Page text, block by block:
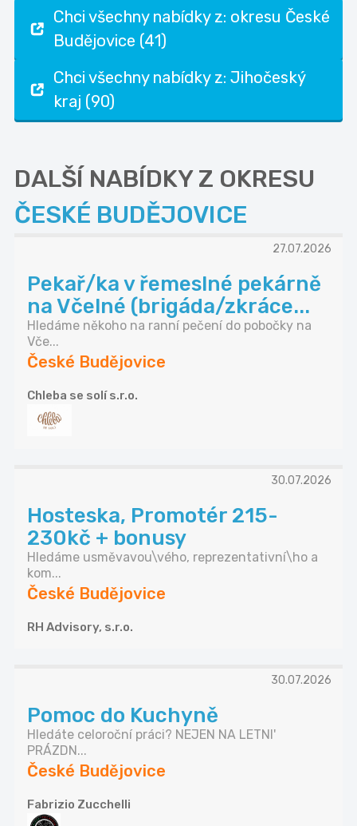
Chci všechny nabídky z: okresu České
Budějovice (41)
Chci všechny nabídky z: Jihočeský
kraj (90)
DALŠÍ NABÍDKY Z OKRESU
ČESKÉ BUDĚJOVICE
27.07.2026
Pekař/ka v řemeslné pekárně
na Včelné (brigáda/zkráce...
Hledáme někoho na ranní pečení do pobočky na
Vče...
České Budějovice
Chleba se solí s.r.o.
30.07.2026
Hosteska, Promotér 215-
230kč + bonusy
Hledáme usměvavou\vého, reprezentativní\ho a
kom...
České Budějovice
RH Advisory, s.r.o.
30.07.2026
Pomoc do Kuchyně
Hledáte celoroční práci? NEJEN NA LETNI'
PRÁZDN...
České Budějovice
Fabrizio Zucchelli